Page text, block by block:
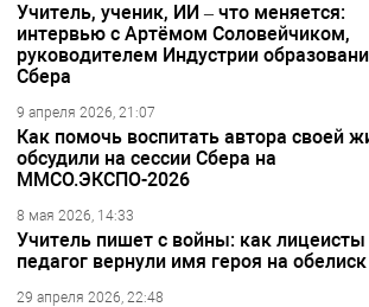
Учитель, ученик, ИИ – что меняется:
интервью с Артёмом Соловейчиком,
руководителем Индустрии
Сбера
9 апреля 2026, 21:07
Как помочь воспитать автора своей
обсудили на сессии Сбера на
ММСО.ЭКСПО-2026
8 мая 2026, 14:33
Учитель пишет с войны: как лицеисты
педагог вернули имя героя на обелиск
29 апреля 2026, 22:48